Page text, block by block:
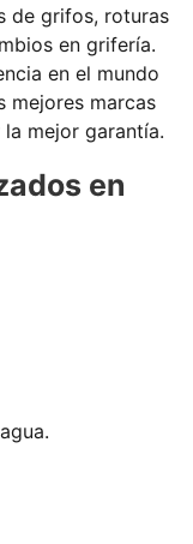
de grifos, roturas
en grifería.
en el mundo
mejores marcas
mejor garantía.
en